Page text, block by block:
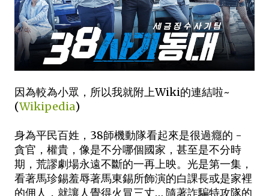
因為較為小眾，所以我就附上Wiki的連結啦~
(Wikipedia)
身為平民百姓，38師機動隊看起來是很過癮的 -
貪官，權貴，像是不分哪個國家，甚至是不分時
期，荒謬劇場永遠不斷的一再上映。光是第一集，
看著馬珍錫羞辱著馬東錫所飾演的白課長或是家裡
的佣人，就讓人覺得火冒三丈… 隨著詐騙特攻隊的